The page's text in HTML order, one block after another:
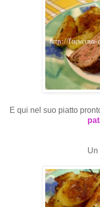
E qui nel suo piatto
Un